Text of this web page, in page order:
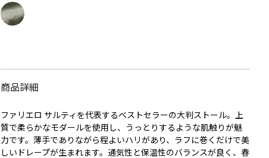
商品詳細
ファリエロ サルティを代表するベストセラーの大判ストール。上
質で柔らかなモダールを使用し、うっとりするような肌触りが魅
力です。薄手でありながら程よいハリがあり、ラフに巻くだけで美
しいドレープが生まれます。通気性と保温性のバランスが良く、春